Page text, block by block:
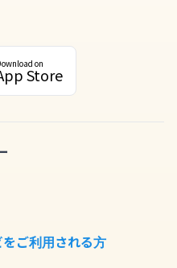
on
Store
ご利用される方